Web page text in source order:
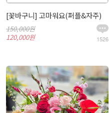
[꽃바구니] 고마워요(퍼플&자주)
150,000원
120,000원
1526